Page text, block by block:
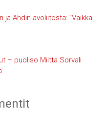
ja Ahdin avoliitosta: ”Vaikka
– puoliso Miitta Sorvali